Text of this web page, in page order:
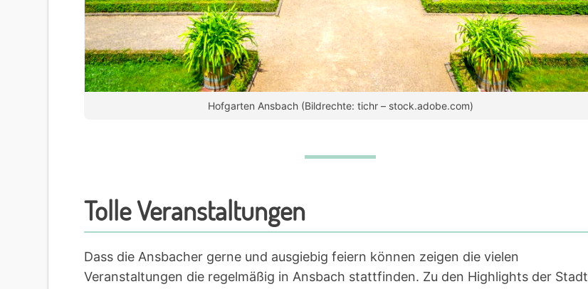
Hofgarten Ansbach (Bildrechte: tichr – stock.adobe.com)
Tolle Veranstaltungen
Dass die Ansbacher gerne und ausgiebig feiern können zeigen die vielen
Veranstaltungen die regelmäßig in Ansbach stattfinden. Zu den Highlights der Stadt